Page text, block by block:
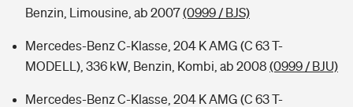
Benzin, Limousine, ab 2007(0999 / BJS)
Mercedes-Benz C-Klasse, 204 K AMG (C 63 T-
MODELL), 336 kW, Benzin, Kombi, ab 2008 (0999 / BJU)
Mercedes-Benz C-Klasse, 204 K AMG (C 63 T-